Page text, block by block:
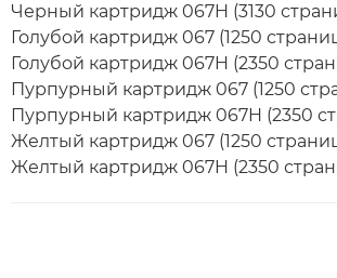
Черный картридж 067H (3130
Голубой картридж 067 (1250
Голубой картридж 067H (2350
Пурпурный картридж 067 (1250
Пурпурный картридж 067H (2350
Желтый картридж 067 (1250
Желтый картридж 067H (2350